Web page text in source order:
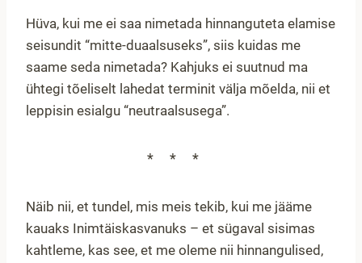
Hüva, kui me ei saa nimetada hinnanguteta elamise
seisundit “mitte-duaalsuseks”, siis kuidas me
saame seda nimetada? Kahjuks ei suutnud ma
ühtegi tõeliselt lahedat terminit välja mõelda, nii et
leppisin esialgu “neutraalsusega”.
***
Näib nii, et tundel, mis meis tekib, kui me jääme
kauaks Inimtäiskasvanuks – et sügaval sisimas
kahtleme, kas see, et me oleme nii hinnangulised,